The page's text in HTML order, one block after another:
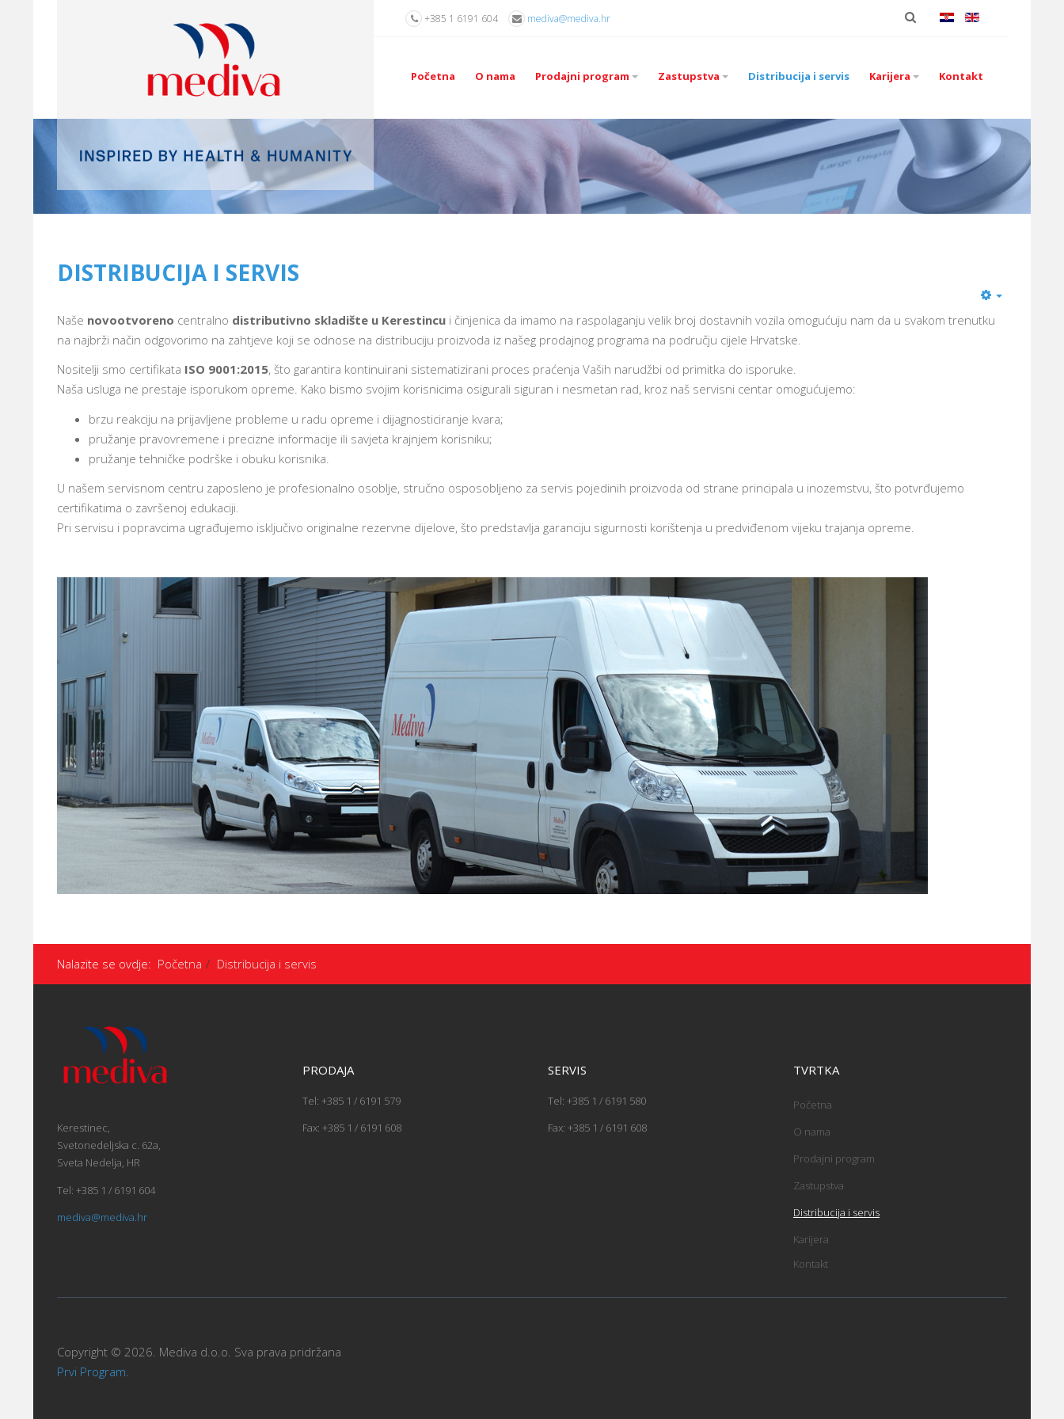
+385 1 6191 604 mediva@mediva.hr
Početna O nama Prodajni program Zastupstva Distribucija i servis Karijera Kontakt
DISTRIBUCIJA I SERVIS
Naše novootvoreno centralno distributivno skladište u Kerestincu i činjenica da imamo na raspolaganju velik broj dostavnih vozila omogućuju nam da u svakom trenutku
na najbrži način odgovorimo na zahtjeve koji se odnose na distribuciju proizvoda iz našeg prodajnog programa na području cijele Hrvatske.
Nositelji smo certifikata ISO 9001:2015, što garantira kontinuirani sistematizirani proces praćenja Vaših narudžbi od primitka do isporuke.
Naša usluga ne prestaje isporukom opreme. Kako bismo svojim korisnicima osigurali siguran i nesmetan rad, kroz naš servisni centar omogućujemo:
brzu reakciju na prijavljene probleme u radu opreme i dijagnosticiranje kvara;
pružanje pravovremene i precizne informacije ili savjeta krajnjem korisniku;
pružanje tehničke podrške i obuku korisnika.
U našem servisnom centru zaposleno je profesionalno osoblje, stručno osposobljeno za servis pojedinih proizvoda od strane principala u inozemstvu, što potvrđujemo
certifikatima o završenoj edukaciji.
Pri servisu i popravcima ugrađujemo isključivo originalne rezervne dijelove, što predstavlja garanciju sigurnosti korištenja u predviđenom vijeku trajanja opreme.
Nalazite se ovdje: Početna Distribucija i servis
Kerestinec,
Svetonedeljska c. 62a,
Sveta Nedelja, HR
Tel: +385 1 / 6191 604
mediva@mediva.hr
PRODAJA
Tel: +385 1 / 6191 579
Fax: +385 1 / 6191 608
SERVIS
Tel: +385 1 / 6191 580
Fax: +385 1 / 6191 608
TVRTKA
Početna
O nama
Prodajni program
Zastupstva
Distribucija i servis
Karijera
Kontakt
Copyright © 2026. Mediva d.o.o. Sva prava pridržana
Prvi Program